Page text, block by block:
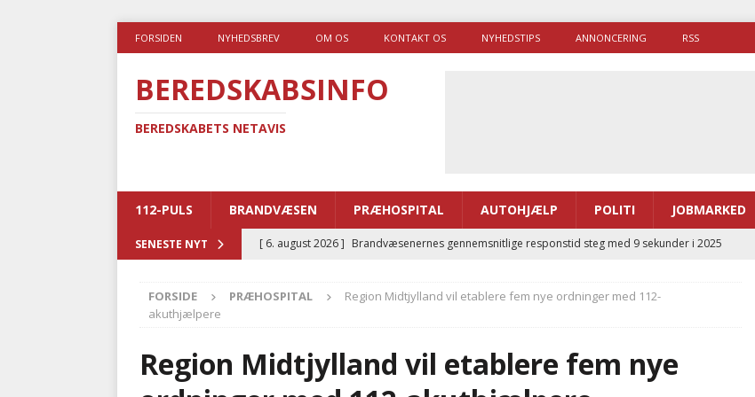
FORSIDEN NYHEDSBREV OM OS KONTAKT OS NYHEDSTIPS ANNONCERING RSS
BEREDSKABSINFO
BEREDSKABETS NETAVIS
112-PULS BRANDVÆSEN PRÆHOSPITAL AUTOHJÆLP POLITI JOBMARKED
SENESTE NYT [ 6. august 2026 ] Brandvæsenernes gennemsnitlige responstid steg med 9 sekunder i 2025
[ 5. august 2026 ] Advarer: Udløb af sygetransporttilladelser kan sende 400.000 kørsler over
[ 5. august 2026 ]
Ny ambulance og el-sygetransportvogn til Samsø
PRÆHOSPITAL
[ 4. august 2026 ]
Brandvæsenerne brugte lidt længere tid på at komme af sted i 2025
FORSIDE PRÆHOSPITAL
Region Midtjylland vil etablere fem nye ordninger med 112-
akuthjælpere
Region Midtjylland vil etablere fem nye